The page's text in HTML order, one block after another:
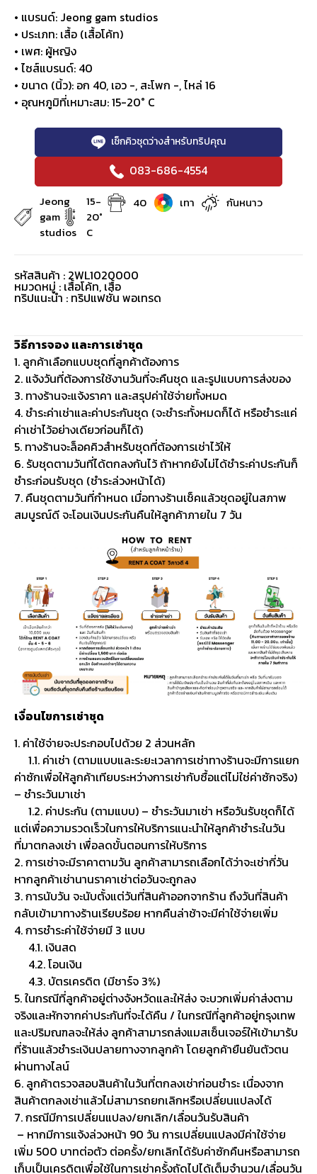
• แบรนด์: Jeong gam studios
• ประเภท: เสื้อ (เสื้อโค้ท)
• เพศ: ผู้หญิง
• ไซส์แบรนด์: 40
• ขนาด (นิ้ว): อก 40, เอว -, สะโพก -, ไหล่ 16
• อุณหภูมิที่เหมาะสม: 15-20° C
เช็กคิวชุดว่างสำหรับทริปคุณ
083-686-4554
Jeong
gam
studios
15-
20°
C
40 เทา กันหนาว
รหัสสินค้า : 2WL1020000
หมวดหมู่ : เสื้อโค้ท, เสื้อ
ทริปแนะนำ : ทริปแฟชั่น พอเทรด
วิธีการจอง และการเช่าชุด
1. ลูกค้าเลือกแบบชุดที่ลูกค้าต้องการ
2. แจ้งวันที่ต้องการใช้งานวันที่จะคืนชุด และรูปแบบการส่งของ
3. ทางร้านจะแจ้งราคา และสรุปค่าใช้จ่ายทั้งหมด
4. ชำระค่าเช่าและค่าประกันชุด (จะชำระทั้งหมดก็ได้ หรือชำระแค่
ค่าเช่าไว้อย่างเดียวก่อนก็ได้)
5. ทางร้านจะล็อคคิวสำหรับชุดที่ต้องการเช่าไว้ให้
6. รับชุดตามวันที่ได้ตกลงกันไว้ ถ้าหากยังไม่ได้ชำระค่าประกันก็
ชำระก่อนรับชุด (ชำระล่วงหน้าได้)
7. คืนชุดตามวันที่กำหนด เมื่อทางร้านเช็คแล้วชุดอยู่ในสภาพ
สมบูรณ์ดี จะโอนเงินประกันคืนให้ลูกค้าภายใน 7 วัน
เงื่อนไขการเช่าชุด
1. ค่าใช้จ่ายจะประกอบไปด้วย 2 ส่วนหลัก
1.1. ค่าเช่า (ตามแบบและระยะเวลาการเช่าทางร้านจะมีการแยก
ค่าซักเพื่อให้ลูกค้าเทียบระหว่างการเช่ากับซื้อแต่ไม่ใช่ค่าซักจริง)
– ชำระวันมาเช่า
1.2. ค่าประกัน (ตามแบบ) – ชำระวันมาเช่า หรือวันรับชุดก็ได้
แต่เพื่อความรวดเร็วในการให้บริการแนะนำให้ลูกค้าชำระในวัน
ที่มาตกลงเช่า เพื่อลดขั้นตอนการให้บริการ
2. การเช่าจะมีราคาตามวัน ลูกค้าสามารถเลือกได้ว่าจะเช่ากี่วัน
หากลูกค้าเช่านานราคาเช่าต่อวันจะถูกลง
3. การนับวัน จะนับตั้งแต่วันที่สินค้าออกจากร้าน ถึงวันที่สินค้า
กลับเข้ามาทางร้านเรียบร้อย หากคืนล่าช้าจะมีค่าใช้จ่ายเพิ่ม
4. การชำระค่าใช้จ่ายมี 3 แบบ
4.1. เงินสด
4.2. โอนเงิน
4.3. บัตรเครดิต (มีชาร์จ 3%)
5. ในกรณีที่ลูกค้าอยู่ต่างจังหวัดและให้ส่ง จะบวกเพิ่มค่าส่งตาม
จริงและหักจากค่าประกันที่จะได้คืน / ในกรณีที่ลูกค้าอยู่กรุงเทพ
และปริมณฑลจะให้ส่ง ลูกค้าสามารถส่งแมสเซ็นเจอร์ให้เข้ามารับ
ที่ร้านแล้วชำระเงินปลายทางจากลูกค้า โดยลูกค้ายืนยันตัวตน
ผ่านทางไลน์
6. ลูกค้าตรวจสอบสินค้าในวันที่ตกลงเช่าก่อนชำระ เนื่องจาก
สินค้าตกลงเช่าแล้วไม่สามารถยกเลิกหรือเปลี่ยนแปลงได้
7. กรณีมีการเปลี่ยนแปลง/ยกเลิก/เลื่อนวันรับสินค้า
– หากมีการแจ้งล่วงหน้า 90 วัน การเปลี่ยนแปลงมีค่าใช้จ่าย
เพิ่ม 500 บาทต่อตัว ต่อครั้ง/ยกเลิกได้รับค่าซักคืนหรือสามารถ
เก็บเป็นเครดิตเพื่อใช้ในการเช่าครั้งถัดไปได้เต็มจำนวน/เลื่อนวัน